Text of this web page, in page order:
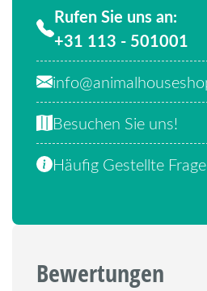
Rufen Sie uns an:
+31 113 - 501001
Besuchen Sie uns!
Häufig Gestellte
Bewertungen